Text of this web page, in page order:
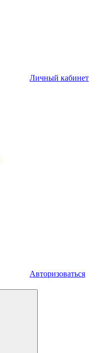
Личный кабинет
Авторизоваться